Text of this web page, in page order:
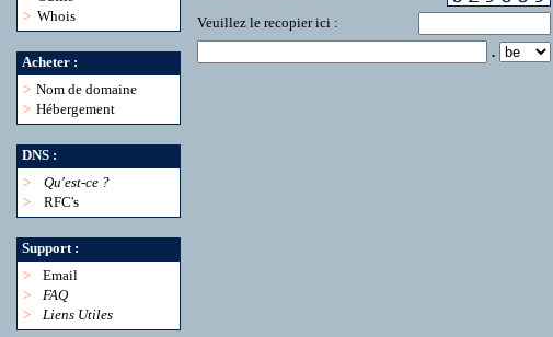
> Whois
Acheter :
> Nom de domaine
> Hébergement
DNS :
>
Qu'est-ce ?
>
RFC's
Support :
>
Email
>
FAQ
>
Liens Utiles
Veuillez le recopier ici :
.